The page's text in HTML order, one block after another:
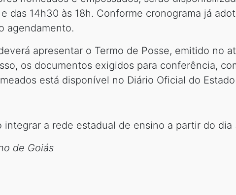
das 14h30 às 18h. Conforme cronograma já
agendamento.
apresentar o Termo de Posse, emitido no
os documentos exigidos para conferência,
está disponível no Diário Oficial do
integrar a rede estadual de ensino a partir do dia
de Goiás